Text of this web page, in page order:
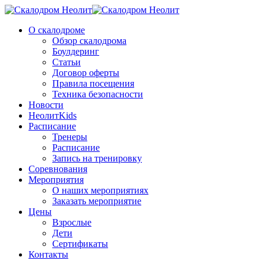
О скалодроме
Обзор скалодрома
Боулдеринг
Статьи
Договор оферты
Правила посещения
Техника безопасности
Новости
НеолитKids
Расписание
Тренеры
Расписание
Запись на тренировку
Соревнования
Мероприятия
О наших мероприятиях
Заказать мероприятие
Цены
Взрослые
Дети
Сертификаты
Контакты